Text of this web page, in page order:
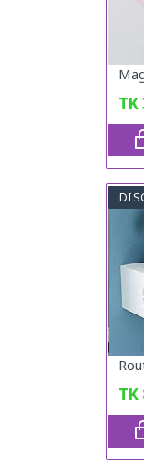
TK
TK